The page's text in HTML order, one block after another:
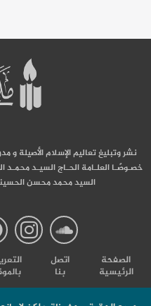
نشر وتبليغ تعاليم الإسلام الأصيلة و
خصـوصًـا العلـامة الحـاج السيـد
السيد محمد محسن
الصفحة
الرئيسية
اتصل
بنا